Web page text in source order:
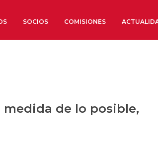
Estructura Ejecutiva
SOCIOS COMISIONES
medida de lo posible,